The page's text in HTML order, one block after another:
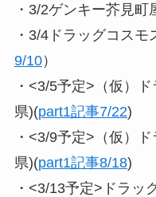
・3/2ゲンキー芥見町
・3/4ドラッグコスモ
9/10）
・<3/5予定>（仮）
県)(part1記事7/22)
・<3/9予定>（仮）
県)(part1記事8/18)
・<3/13予定>ドラッ